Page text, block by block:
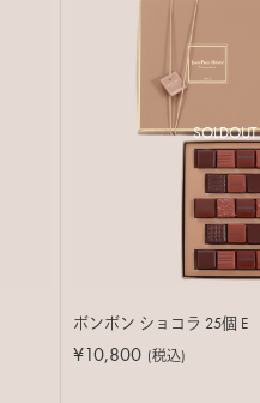
SOLDOUT
ボンボン ショコラ 25個 E
¥10,800 (税込)